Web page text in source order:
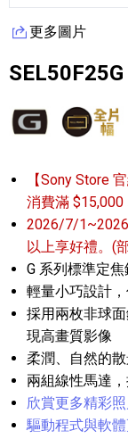
更多圖片
SEL50F25G
【Sony Store
消費滿 $15,000
2026/7/
以上享好禮。(
G 系列標準定焦
輕量小巧設計
採用兩枚非球
現高畫質影像
柔潤、自然的
兩組線性馬達
欣賞更多精彩
驅動程式與軟